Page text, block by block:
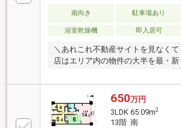
南向き 駐車場あり
浴室乾燥機
即入居可
＼あれこれ不動産サイトを見なく
店はエリア内の物件の大半を最・新
渡小学校／岐阜西中学校◆バス「
5分◆平面駐車場継承可能◎◆使い
チン◆全内窓Low-Eガラス※写真を
細をご覧いただけます。＝＝＝＝＝
650万円
3LDK 65.09m2
13階 南